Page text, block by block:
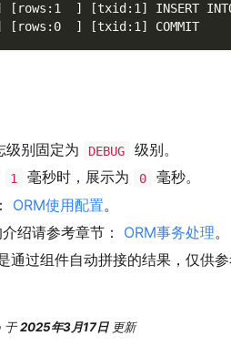
[rows:1  ] [txid:1] INSERT
[rows:0  ] [txid:1] COMMIT
级别固定为 DEBUG
级别。
1 毫秒时，展示为 0
毫秒。
ORM使用配置。
绍请参考章节： ORM事务处理。
通过组件自动拼接的结果，仅供参
于2025年3月17日 更新